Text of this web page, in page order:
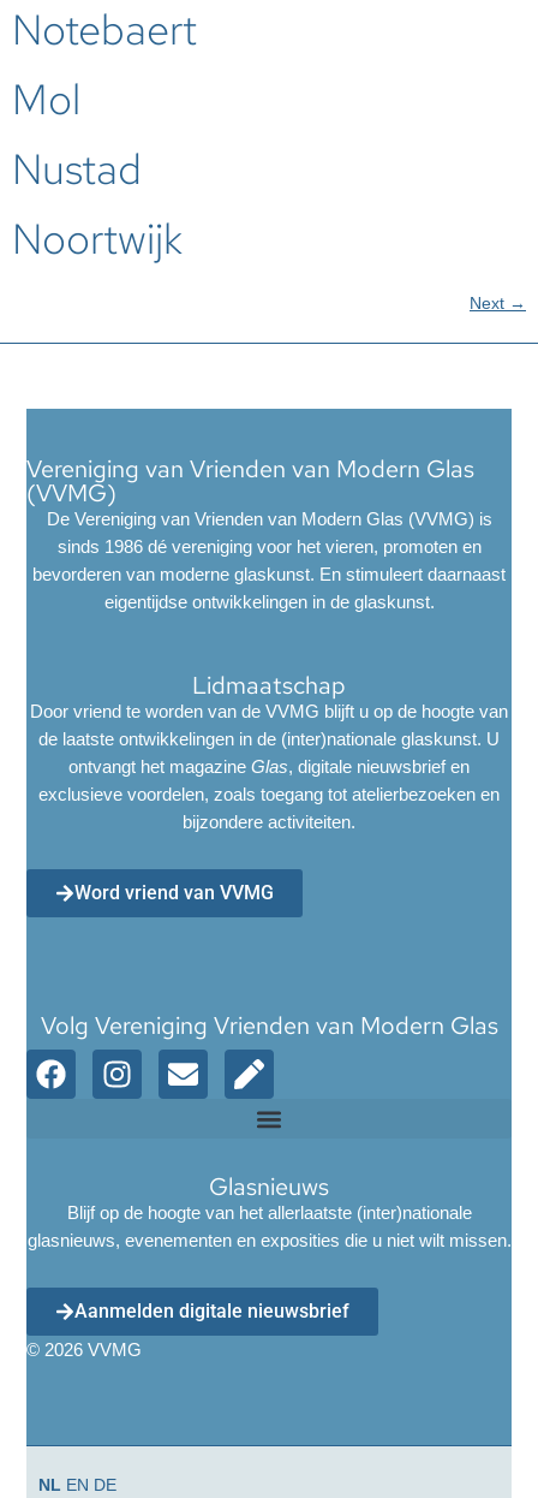
Notebaert
Mol
Nustad
Noortwijk
Next →
Vereniging van Vrienden van Modern Glas
(VVMG)
De Vereniging van Vrienden van Modern Glas (VVMG) is
sinds 1986 dé vereniging voor het vieren, promoten en
bevorderen van moderne glaskunst. En stimuleert daarnaast
eigentijdse ontwikkelingen in de glaskunst.
Lidmaatschap
Door vriend te worden van de VVMG blijft u op de hoogte van
de laatste ontwikkelingen in de (inter)nationale glaskunst. U
ontvangt het magazine Glas, digitale nieuwsbrief en
exclusieve voordelen, zoals toegang tot atelierbezoeken en
bijzondere activiteiten.
Word vriend van VVMG
Volg Vereniging Vrienden van Modern Glas
Glasnieuws
Blijf op de hoogte van het allerlaatste (inter)nationale
glasnieuws, evenementen en exposities die u niet wilt missen.
Aanmelden digitale nieuwsbrief
© 2026 VVMG
NL EN DE